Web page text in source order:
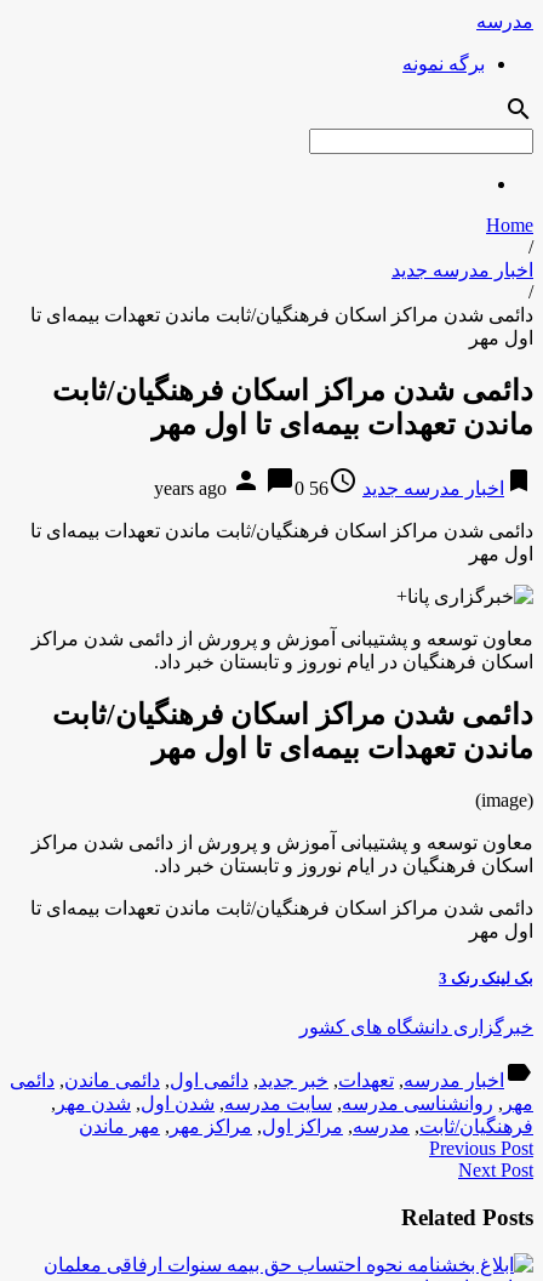
مدرسه
برگه نمونه
search
Home
/
اخبار مدرسه جدید
/
دائمی شدن مراکز اسکان فرهنگیان/ثابت ماندن تعهدات بیمه‌ای تا
اول مهر
دائمی شدن مراکز اسکان فرهنگیان/ثابت
ماندن تعهدات بیمه‌ای تا اول مهر
bookmark اخبار مدرسه جدید access_time
56 years ago
person chat_bubble0
دائمی شدن مراکز اسکان فرهنگیان/ثابت ماندن تعهدات بیمه‌ای تا
اول مهر
معاون توسعه و پشتیبانی آموزش و پرورش از دائمی شدن مراکز
اسکان فرهنگیان در ایام نوروز و تابستان خبر داد.
دائمی شدن مراکز اسکان فرهنگیان/ثابت
ماندن تعهدات بیمه‌ای تا اول مهر
(image)
معاون توسعه و پشتیبانی آموزش و پرورش از دائمی شدن مراکز
اسکان فرهنگیان در ایام نوروز و تابستان خبر داد.
دائمی شدن مراکز اسکان فرهنگیان/ثابت ماندن تعهدات بیمه‌ای تا
اول مهر
بک لینک رنک 3
خبرگزاری دانشگاه های کشور
label اخبار مدرسه, تعهدات, خبر جدید, دائمی اول, دائمی ماندن, دائمی
مهر , روانشناسی مدرسه, سایت مدرسه, شدن اول, شدن مهر ,
فرهنگیان/ثابت, مدرسه, مراکز اول, مراکز مهر , مهر ماندن
Previous Post
Next Post
Related Posts